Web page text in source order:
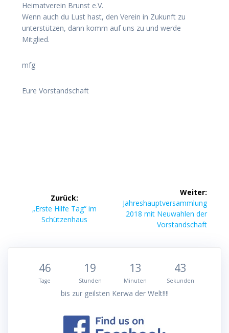
Heimatverein Brunst e.V.
Wenn auch du Lust hast, den Verein in Zukunft zu
unterstützen, dann komm auf uns zu und werde
Mitglied.
mfg
Eure Vorstandschaft
Zurück:
Vorheriger
Beitrag:
„Erste Hilfe Tag“ im
Schützenhaus
Weiter:
Nächster
Beitrag:
Jahreshauptversammlung
2018 mit Neuwahlen der
Vorstandschaft
46
Tage
19
Stunden
13
Minuten
43
Sekunden
bis zur geilsten Kerwa der Welt!!!!